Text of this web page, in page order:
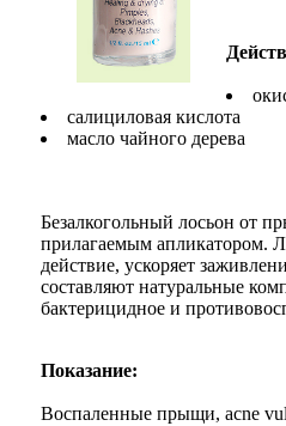
салициловая кислота
масло чайного дерева
Безалкогольный лосьон от
прилагаемым апликатором.
действие, ускоряет
составляют натуральные
бактерицидное и
Показание:
Воспаленные прыщи, acne